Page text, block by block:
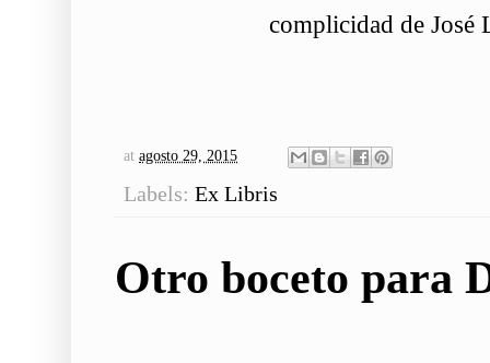
complicidad de José
at agosto 29, 2015
Labels: Ex Libris
Otro boceto para